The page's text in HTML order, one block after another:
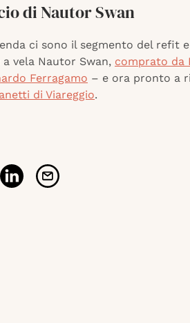
di Nautor Swan
ci sono il segmento del refit
vela Nautor Swan, comprato da
Ferragamo – e ora pronto a
di Viareggio.